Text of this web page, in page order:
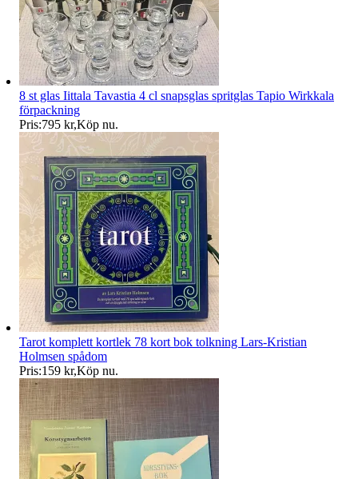
8 st glas Iittala Tavastia 4 cl snapsglas spritglas Tapio Wirkkala
förpackning
Pris:795 kr,Köp nu.
Tarot komplett kortlek 78 kort bok tolkning Lars-Kristian
Holmsen spådom
Pris:159 kr,Köp nu.